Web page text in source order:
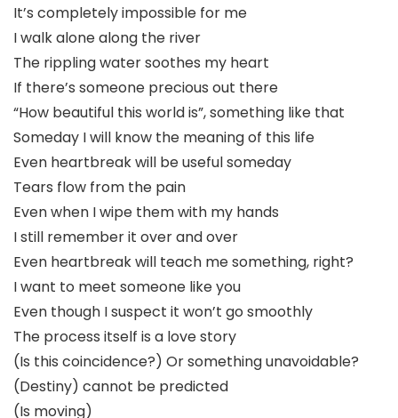
It’s completely impossible for me
I walk alone along the river
The rippling water soothes my heart
If there’s someone precious out there
“How beautiful this world is”, something like that
Someday I will know the meaning of this life
Even heartbreak will be useful someday
Tears flow from the pain
Even when I wipe them with my hands
I still remember it over and over
Even heartbreak will teach me something, right?
I want to meet someone like you
Even though I suspect it won’t go smoothly
The process itself is a love story
(Is this coincidence?) Or something unavoidable?
(Destiny) cannot be predicted
(Is moving)